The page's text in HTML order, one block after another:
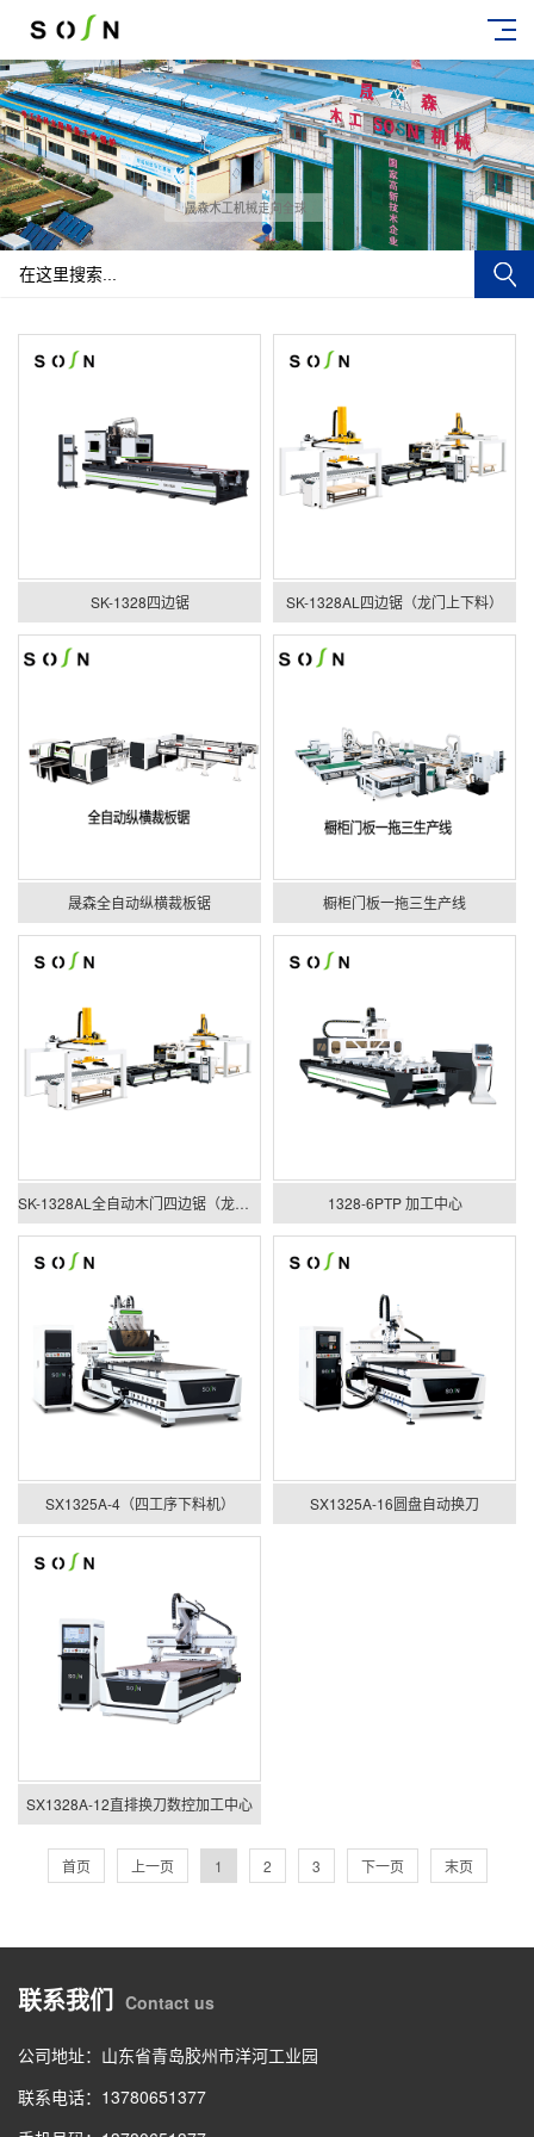
SK-1328四边锯 SK-1328AL四边锯（龙门上下料）
晟森全自动纵横裁板锯 橱柜门板一拖三生产线
SK-1328AL全自动木门四边锯（龙门上下料） 1328-6PTP 加工中心
SX1325A-4（四工序下料机） SX1325A-16圆盘自动换刀
SX1328A-12直排换刀数控加工中心
首页 上一页 1 2 3 下一页 末页
联系我们 Contact us
公司地址：山东省青岛胶州市洋河工业园
联系电话：13780651377